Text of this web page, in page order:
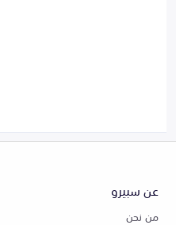
عن سبيرو
من نحن